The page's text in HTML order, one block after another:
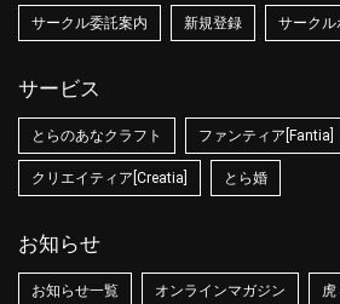
サークル委託案内 新規登録 サークル
サービス
とらのあなクラフト ファンティア[Fantia]
クリエイティア[Creatia] とら婚
お知らせ
お知らせ一覧 オンラインマガジン